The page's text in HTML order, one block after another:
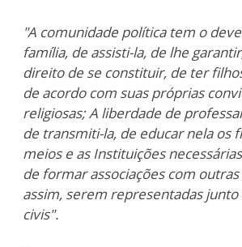
"A comunidade política tem o
família, de assisti-la, de lhe
direito de se constituir, de ter
de acordo com suas próprias
religiosas; A liberdade de
de transmiti-la, de educar nela os
meios e as Instituições
de formar associações com
assim, serem representadas
civis".